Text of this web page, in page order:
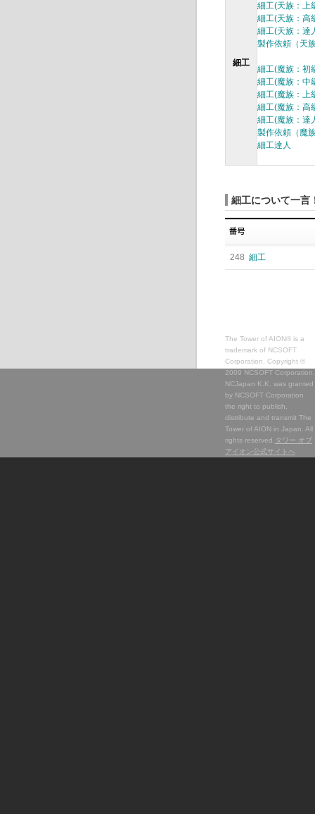
細工
細工(天族：上
細工(天族：高
細工(天族：達
製作依頼（天
細工(魔族：初
細工(魔族：中
細工(魔族：上
細工(魔族：高
細工(魔族：達
製作依頼（魔
細工達人
細工について一言
248 細工
The Tower of AION® is a
trademark of NCSOFT
Corporation. Copyright ©
2009 NCSOFT Corporation.
NCJapan K.K. was granted
by NCSOFT Corporation
the right to publish,
distribute and transmit The
Tower of AION in Japan. All
rights reserved. タワー オブ
アイオン公式サイトへ